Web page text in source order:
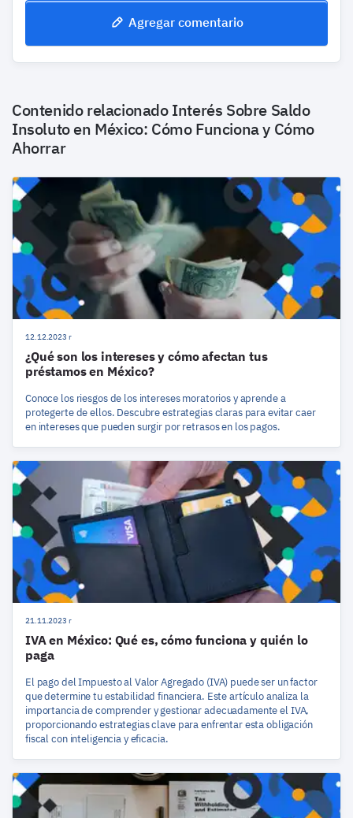
Agregar comentario
Contenido relacionadoInterés Sobre Saldo
Insoluto en México: Cómo Funciona y Cómo
Ahorrar
12.12.2023 r
¿Qué son los intereses y cómo afectan tus
préstamos en México?
Conoce los riesgos de los intereses moratorios y aprende a
protegerte de ellos. Descubre estrategias claras para evitar caer
en intereses que pueden surgir por retrasos en los pagos.
21.11.2023 r
IVA en México: Qué es, cómo funciona y quién lo
paga
El pago del Impuesto al Valor Agregado (IVA) puede ser un factor
que determine tu estabilidad financiera. Este artículo analiza la
importancia de comprender y gestionar adecuadamente el IVA,
proporcionando estrategias clave para enfrentar esta obligación
fiscal con inteligencia y eficacia.